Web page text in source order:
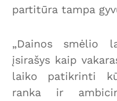
partitūra tampa
„Dainos smėlio
įsirašys kaip
laiko patikrinti
ranka ir